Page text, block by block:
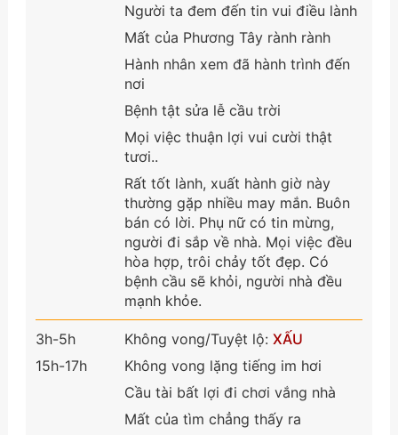
Người ta đem đến tin vui điều lành
Mất của Phương Tây rành rành
Hành nhân xem đã hành trình đến
nơi
Bệnh tật sửa lễ cầu trời
Mọi việc thuận lợi vui cười thật
tươi..
Rất tốt lành, xuất hành giờ này
thường gặp nhiều may mắn. Buôn
bán có lời. Phụ nữ có tin mừng,
người đi sắp về nhà. Mọi việc đều
hòa hợp, trôi chảy tốt đẹp. Có
bệnh cầu sẽ khỏi, người nhà đều
mạnh khỏe.
3h-5h
15h-17h
Không vong/Tuyệt lộ: XẤU
Không vong lặng tiếng im hơi
Cầu tài bất lợi đi chơi vắng nhà
Mất của tìm chẳng thấy ra